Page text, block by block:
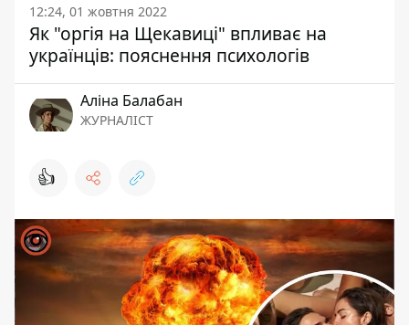
12:24, 01 жовтня 2022
Як "оргія на Щекавиці" впливає на
українців: пояснення психологів
Аліна Балабан
ЖУРНАЛІСТ
👍